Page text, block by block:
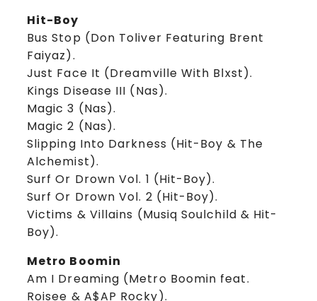
Hit-Boy
Bus Stop (Don Toliver Featuring Brent
Faiyaz).
Just Face It (Dreamville With Blxst).
Kings Disease III (Nas).
Magic 3 (Nas).
Magic 2 (Nas).
Slipping Into Darkness (Hit-Boy & The
Alchemist).
Surf Or Drown Vol. 1 (Hit-Boy).
Surf Or Drown Vol. 2 (Hit-Boy).
Victims & Villains (Musiq Soulchild & Hit-
Boy).
Metro Boomin
Am I Dreaming (Metro Boomin feat.
Roisee & A$AP Rocky).